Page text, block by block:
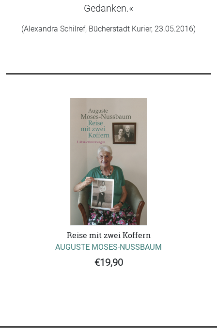
Gedanken.«
(Alex­an­dra Schil­ref, Bücherstadt Kurier, 23.05.2016)
Reise mit zwei Koffern
AUGUSTE MOSES-NUSSBAUM
€19,90